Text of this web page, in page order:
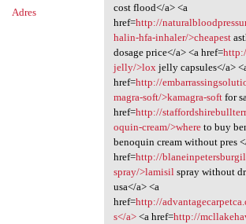
Adres
cost flood</a> <a
href=http://
halin-hfa-inhaler/>cheapest
dosage price</a> <a href=
jelly/>loxjelly capsules</a>
href=http://
magra-soft/>kamagra-softfor
href=http://
oquin-cream/>whereto buy
benoquin cream without pres
href=http://
spray/>lamisilspray without
usa</a> <a
href=http://
s</a><a href=http://